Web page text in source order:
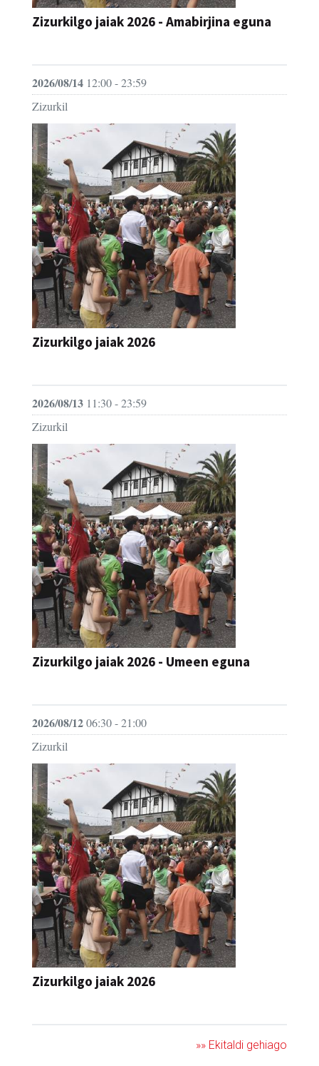
Zizurkilgo jaiak 2026 - Amabirjina eguna
2026/08/14 12:00 - 23:59
Zizurkil
Zizurkilgo jaiak 2026
2026/08/13 11:30 - 23:59
Zizurkil
Zizurkilgo jaiak 2026 - Umeen eguna
2026/08/1206:30 - 21:00
Zizurkil
Zizurkilgo jaiak 2026
»» Ekitaldi gehiago